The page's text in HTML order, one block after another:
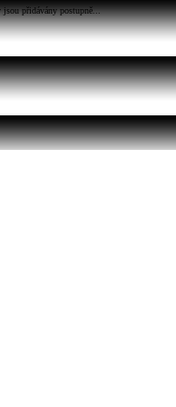
jsou přidávány postupně...